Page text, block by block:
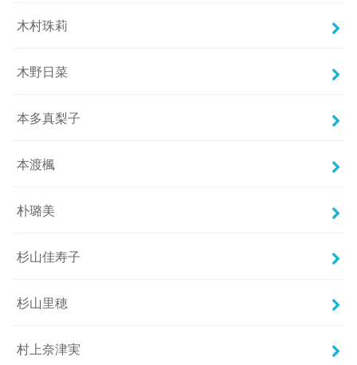
木村珠莉
木野日菜
本多真梨子
本渡楓
朴璐美
杉山佳寿子
杉山里穂
村上奈津実